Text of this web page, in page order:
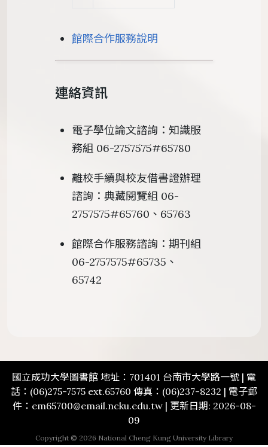
館際合作服務說明
連絡資訊
電子學位論文諮詢：知識服
務組 06-2757575#65780
離校手續與校友借書證辦理
諮詢：典藏閱覽組 06-
2757575#65760、65763
館際合作服務諮詢：期刊組
06-2757575#65735、
65742
國立成功大學圖書館 地址：701401 台南市大學路一號 | 電
話：(06)275-7575 ext.65760 傳真：(06)237-8232 | 電子郵
件：em65700@email.ncku.edu.tw | 更新日期: 2026-08-
09
Copyright © 2026 National Cheng Kung University Library